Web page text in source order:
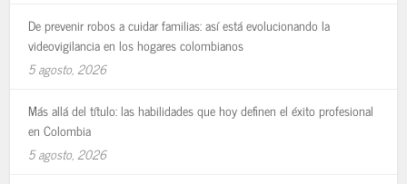
De prevenir robos a cuidar familias: así está evolucionando la
videovigilancia en los hogares colombianos
5 agosto, 2026
Más allá del título: las habilidades que hoy definen el éxito profesional
en Colombia
5 agosto, 2026